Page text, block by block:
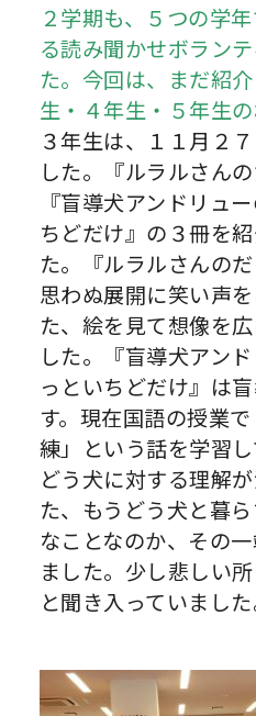
２学期も、５つの学
る読み聞かせボラン
た。今回は、まだ紹
生・４年生・５年生の
３年生は、１１月２
した。『ルラルさん
『盲導犬アンドリュ
ちどだけ』の３冊を
た。『ルラルさんの
思わぬ展開に笑い声
た、絵を見て想像を
した。『盲導犬アン
っといちどだけ』は
す。現在国語の授業
練」という話を学習
どう犬に対する理解
た、もうどう犬と暮
なことなのか、その
ました。少し悲しい
と聞き入っていました